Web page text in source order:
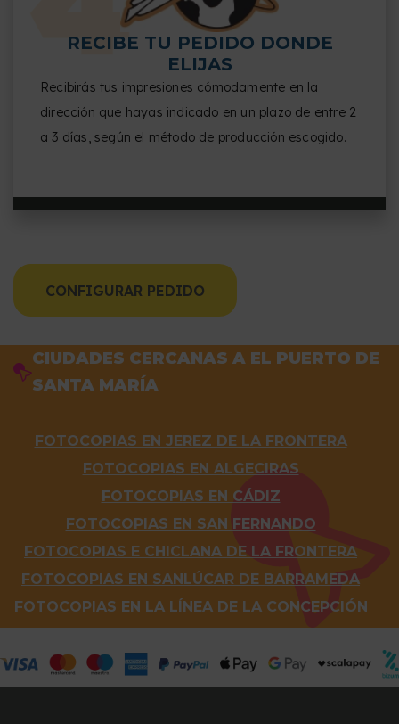
RECIBE TU PEDIDO DONDE
ELIJAS
Recibirás tus impresiones cómodamente en la
dirección que hayas indicado en un plazo de entre 2
a 3 días, según el método de producción escogido.
CONFIGURAR PEDIDO
CIUDADES CERCANAS A EL PUERTO DE
SANTA MARÍA
FOTOCOPIAS EN JEREZ DE LA FRONTERA
FOTOCOPIAS EN ALGECIRAS
FOTOCOPIAS EN CÁDIZ
FOTOCOPIAS EN SAN FERNANDO
FOTOCOPIAS E CHICLANA DE LA FRONTERA
FOTOCOPIAS EN SANLÚCAR DE BARRAMEDA
FOTOCOPIAS EN LA LÍNEA DE LA CONCEPCIÓN